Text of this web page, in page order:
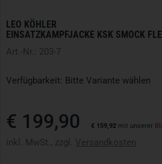
LEO KÖHLER
EINSATZKAMPFJACKE KSK SMOCK
Art.-Nr.: 203-7
Verfügbarkeit: Bitte Variante wählen
€ 199,90 € 159,92 mit unserer
inkl. MwSt., zzgl. Versandkosten